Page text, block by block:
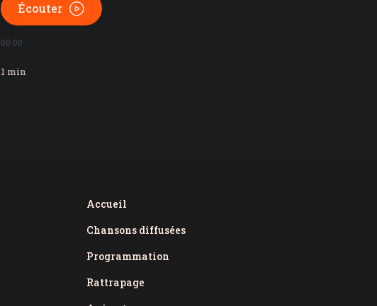
Écouter
00:00
1 min
Accueil
Chansons diffusées
Programmation
Rattrapage